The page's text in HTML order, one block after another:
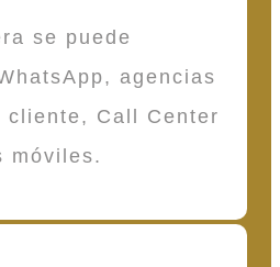
se puede
agencias
cliente, Call Center
móviles.